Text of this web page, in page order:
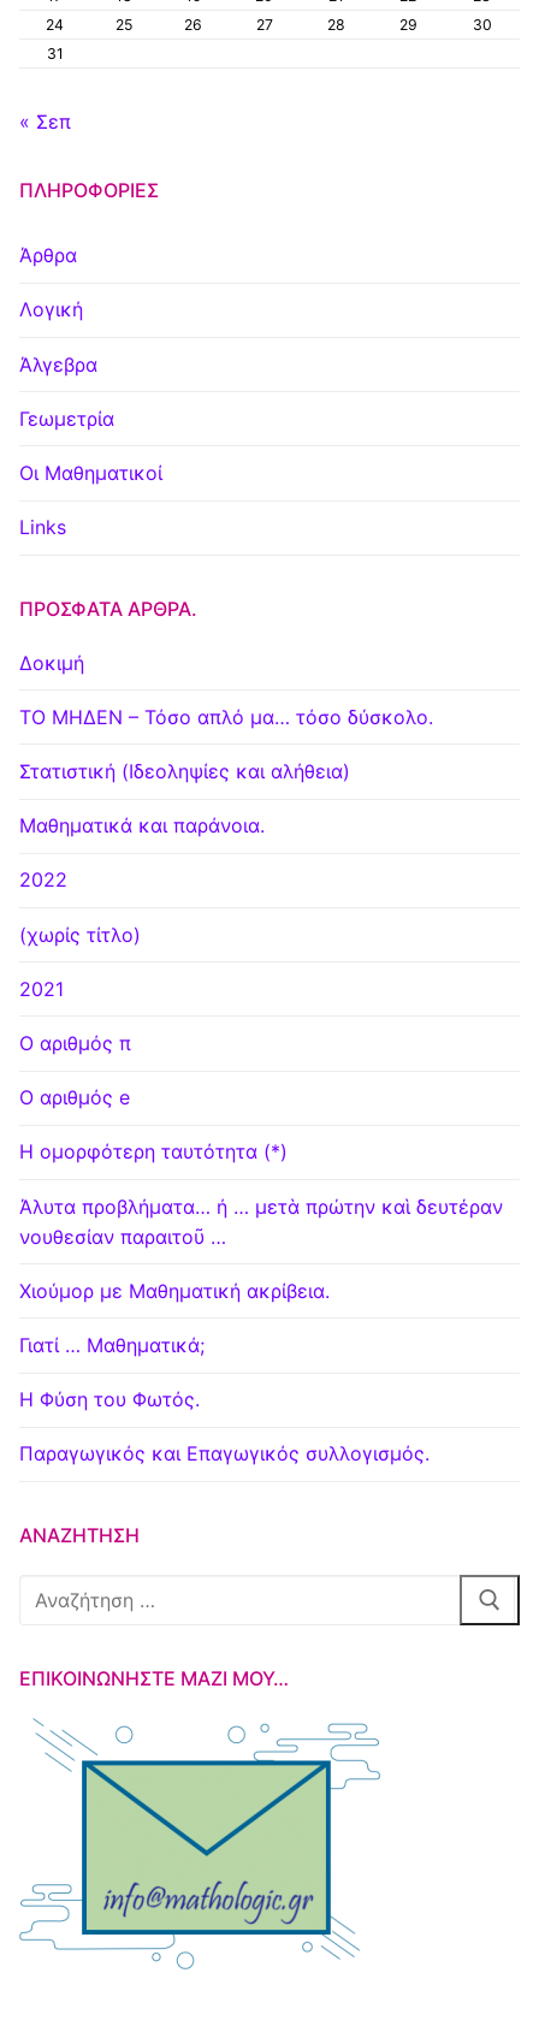
24
25 26 27 28 29
30
31
« Σεπ
ΠΛΗΡΟΦΟΡΊΕΣ
Άρθρα
Λογική
Άλγεβρα
Γεωμετρία
Οι Μαθηματικοί
Links
ΠΡΌΣΦΑΤΑ ΆΡΘΡΑ.
Δοκιμή
ΤΟ ΜΗΔΕΝ – Τόσο απλό μα… τόσο δύσκολο.
Στατιστική (Ιδεοληψίες και αλήθεια)
Μαθηματικά και παράνοια.
2022
(χωρίς τίτλο)
2021
Ο αριθμός π
Ο αριθμός e
Η ομορφότερη ταυτότητα (*)
Άλυτα προβλήματα… ή … μετὰ πρώτην καὶ δευτέραν
νουθεσίαν παραιτοῦ …
Χιούμορ με Μαθηματική ακρίβεια.
Γιατί … Μαθηματικά;
Η Φύση του Φωτός.
Παραγωγικός και Επαγωγικός συλλογισμός.
ΑΝΑΖΉΤΗΣΗ
Αναζήτηση
ΕΠΙΚΟΙΝΩΝΉΣΤΕ ΜΑΖΊ ΜΟΥ…